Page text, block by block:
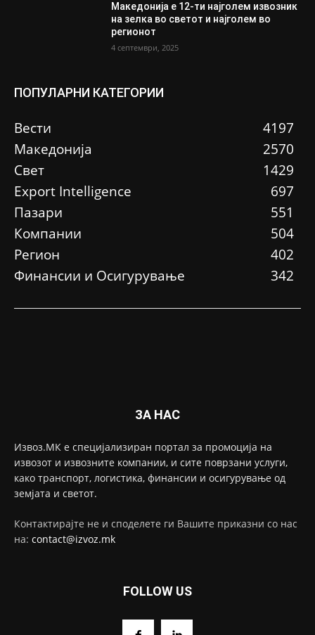
Македонија е 12-ти најголем извозник
на зелка во светот и најголем во
регионот
4 септември, 2025
ПОПУЛАРНИ КАТЕГОРИИ
Вести
4197
Македонија
2570
Свет
1429
Еxport Intelligence
697
Пазари
551
Компании
504
Регион
402
Финансии и Осигурување
342
ЗА НАС
Извоз.МК е специјализиран портал за промоција на
извозот и извозните компании, и сите поврзани услуги,
како транспорт, логистика, финансии и осигурување од
земјата и светот.
Контактирајте не и споделете ги Вашите приказни со нас
на: contact@izvoz.mk
FOLLOW US